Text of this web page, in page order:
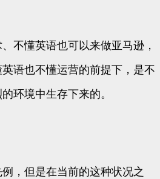
不懂英语也可以来做亚马逊，
语也不懂运营的前提下，是不
环境中生存下来的。
，但是在当前的这种状况之